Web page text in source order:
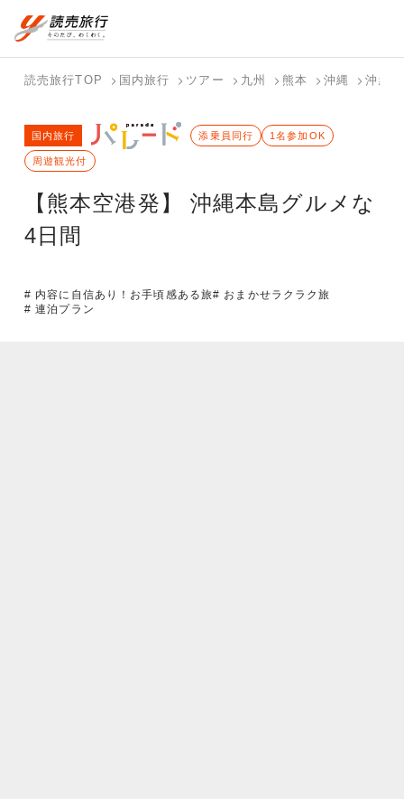
国内旅行トップ
バスツアー
を探す
個人旅行
（ブーケ）を探す
ら探す
探す
す
海外旅行トップ
海外特集か
ら探す
テーマから
探す
す
読売旅行TOP 国内旅行 ツアー 九州 熊本 沖縄 沖縄
【熊本空港発】 沖縄本島グルメな
4日間
国内旅行 添乗員同行 1名参加OK
周遊観光付
# 内容に自信あり！お手頃感ある旅# おまかせラクラク旅
# 連泊プラン